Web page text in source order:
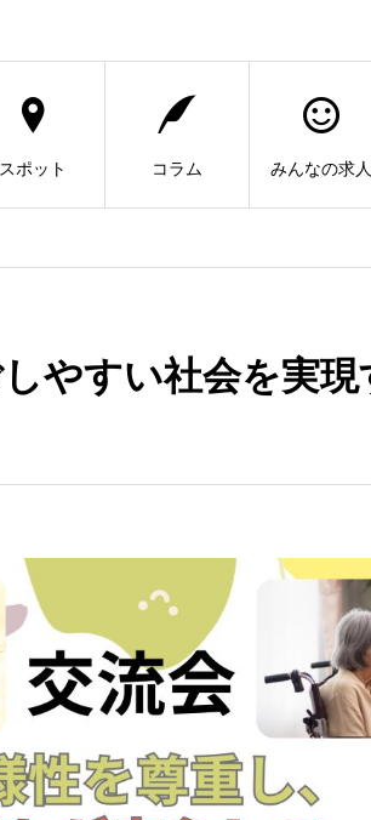
スポット コラム みんなの求人
やすい社会を実